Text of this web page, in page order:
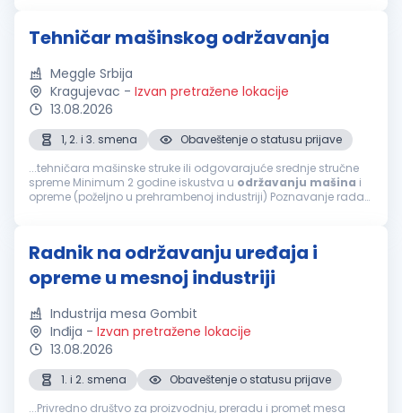
Tehničar mašinskog održavanja
Meggle Srbija
Kragujevac - Izvan pretražene lokacije
13.08.2026
1, 2. i 3. smena
Obaveštenje o statusu prijave
...tehničara mašinske struke ili odgovarajuće srednje stručne
spreme Minimum 2 godine iskustva u održavanju mašina i
opreme (poželjno u prehrambenoj industriji) Poznavanje rada
Radnik na održavanju uređaja i
opreme u mesnoj industriji
Industrija mesa Gombit
Inđija - Izvan pretražene lokacije
13.08.2026
1. i 2. smena
Obaveštenje o statusu prijave
...Privredno društvo za proizvodnju, preradu i promet mesa